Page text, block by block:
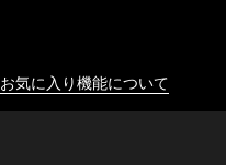
お気に入り機能について